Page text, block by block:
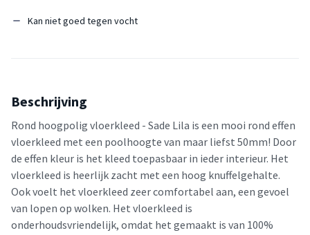
Kan niet goed tegen vocht
Beschrijving
Rond hoogpolig vloerkleed - Sade Lila is een mooi rond effen
vloerkleed met een poolhoogte van maar liefst 50mm! Door
de effen kleur is het kleed toepasbaar in ieder interieur. Het
vloerkleed is heerlijk zacht met een hoog knuffelgehalte.
Ook voelt het vloerkleed zeer comfortabel aan, een gevoel
van lopen op wolken. Het vloerkleed is
onderhoudsvriendelijk, omdat het gemaakt is van 100%